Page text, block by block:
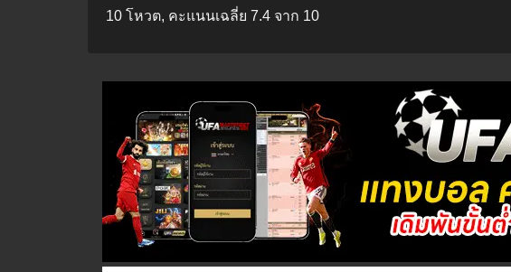
10 โหวต, คะแนนเฉลี่ย 7.4 จาก 10